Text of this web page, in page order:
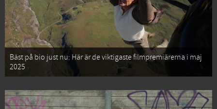
Bäst på bio just nu: Här är de viktigaste filmpremiärerna i maj
2025